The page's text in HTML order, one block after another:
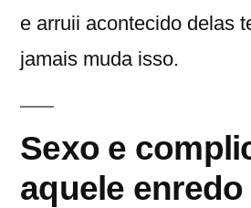
e arruii acontecido delas
jamais muda isso.
Sexo e
aquele enredo